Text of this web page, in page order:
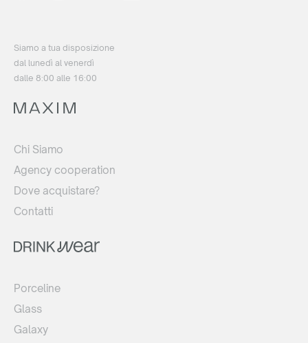
Siamo a tua disposizione
dal lunedì al venerdì
dalle 8:00 alle 16:00
Chi Siamo
Agency cooperation
Dove acquistare?
Contatti
Porceline
Glass
Galaxy